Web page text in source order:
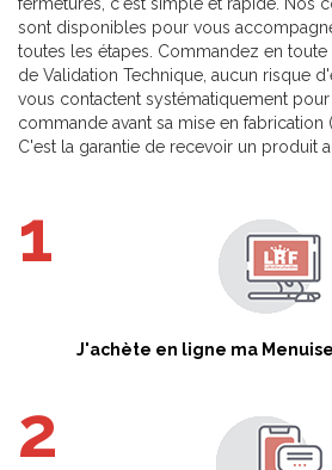
sont disponibles pour vous
toutes les étapes. Commandez en
de Validation Technique, aucun risque
vous contactent systématiquement
commande avant sa mise en fabrication (
C'est la garantie de recevoir un produit
J'achète en ligne ma